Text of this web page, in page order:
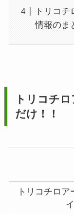
トリコ
情報のま
トリコチ
だけ！！
トリコチロ